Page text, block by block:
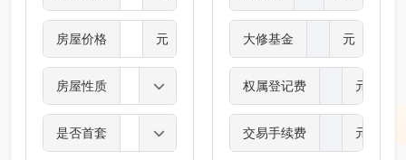
房屋价格 元
房屋性质
是否首套
大修基金 元
权属登记费 元
交易手续费 元